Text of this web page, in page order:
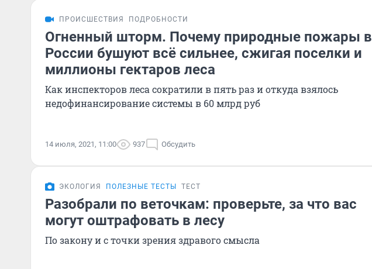
ПРОИСШЕСТВИЯ ПОДРОБНОСТИ
Огненный шторм. Почему природные пожары в
России бушуют всё сильнее, сжигая поселки и
миллионы гектаров леса
Как инспекторов леса сократили в пять раз и откуда взялось
недофинансирование системы в 60 млрд руб
14 июля, 2021, 11:00 937 Обсудить
ЭКОЛОГИЯ ПОЛЕЗНЫЕ ТЕСТЫ ТЕСТ
Разобрали по веточкам: проверьте, за что вас
могут оштрафовать в лесу
По закону и с точки зрения здравого смысла